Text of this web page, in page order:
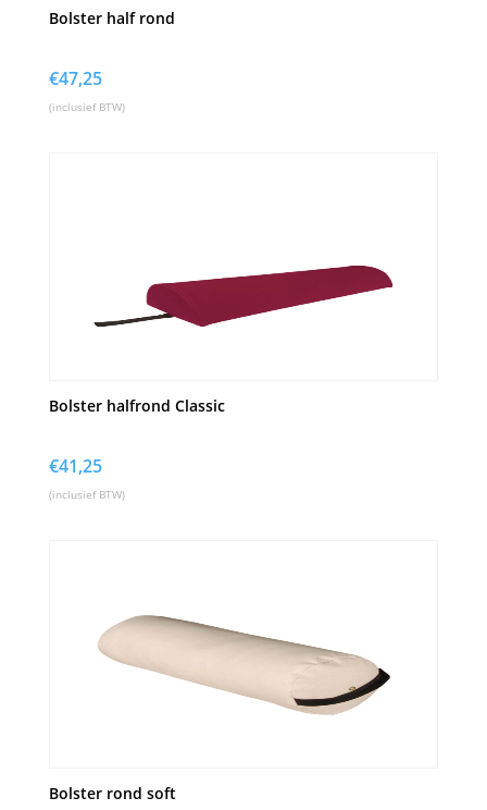
Bolster half rond
€47,25
(inclusief BTW)
Bolster halfrond Classic
€41,25
(inclusief BTW)
Bolster rond soft